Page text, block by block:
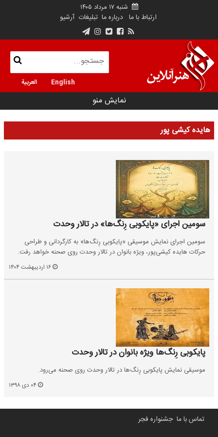
شنبه ۱۷ مرداد ۱۴۰۵
ارتباط با ما درباره ما تبلیغات آرشیو
English العربية
نمایش منو
هایده کیشی پور
سومین اجرای «پایکوبی رِنگ‌ها» در تالار وحدت
سومین اجرای نمایش موسیقی «پایکوبی رِنگ‌ها» به کارگردانی و طراحی
حرکات هایده کیشی‌پور، ویژه بانوان در تالار وحدت روی صحنه خواهد رفت.
پایکوبی رِنگ‌‎ها ویژه بانوان در تالار وحدت
موسیقی نمایش پایکوبی رِنگ‌ها در تالار وحدت روی صحنه می‌رود.
تماس با ما جشنواره فجر